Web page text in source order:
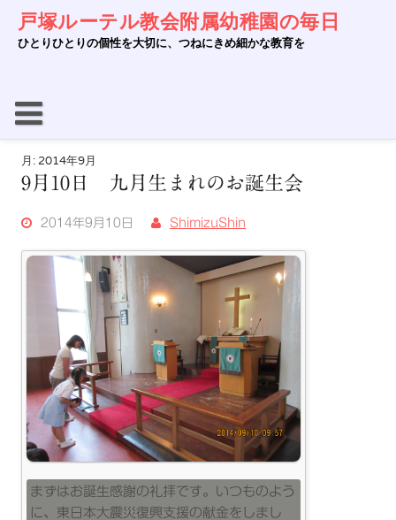
content
戸塚ルーテル教会附属幼稚園の毎日
ひとりひとりの個性を大切に、つねにきめ細かな教育を
月: 2014年9月
9月10日 九月生まれのお誕生会
2014年9月10日 ShimizuShin
まずはお誕生感謝の礼拝です。いつものよう
に、東日本大震災復興支援の献金をしまし